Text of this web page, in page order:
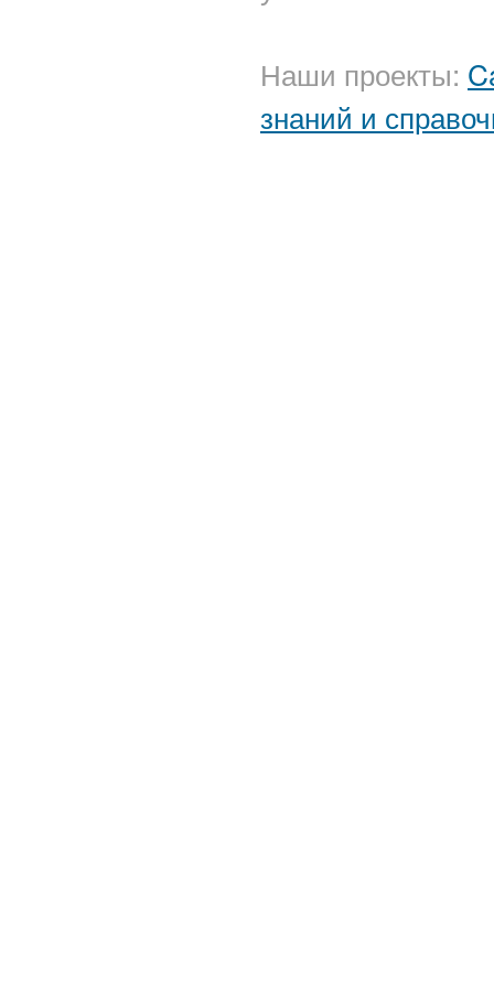
Наши проекты:
знаний и